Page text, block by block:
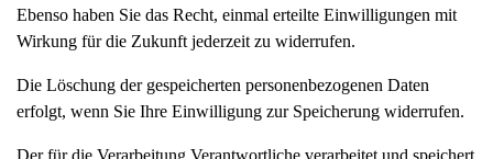
Ebenso haben Sie das Recht, einmal erteilte Einwilligungen mit
Wirkung für die Zukunft jederzeit zu widerrufen.
Die Löschung der gespeicherten personenbezogenen Daten
erfolgt, wenn Sie Ihre Einwilligung zur Speicherung widerrufen.
Der für die Verarbeitung Verantwortliche verarbeitet und speichert